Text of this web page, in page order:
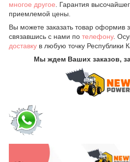
многое другое. Гарантия
приемлемой цены.
Вы можете заказать товар оформив
связавшись с нами по телефону.
доставку в любую точку Республики
Мы ждем Ваших заказов,